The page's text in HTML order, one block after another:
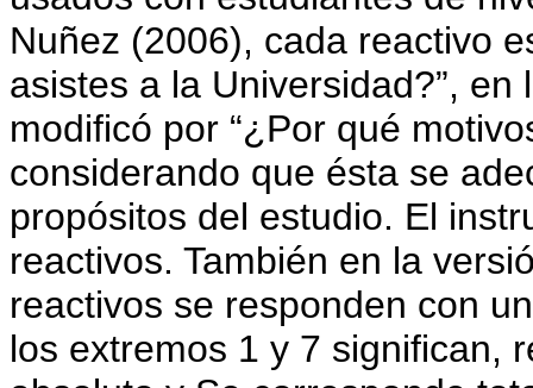
Nuñez (2006), cada reactivo
asistes a la Universidad?”,
modificó por “¿Por qué
considerando que ésta se
propósitos del estudio. El
reactivos. También en la
reactivos se responden con
los extremos 1 y 7 significan,